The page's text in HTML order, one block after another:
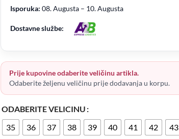
Isporuka: 08. Augusta – 10. Augusta
Dostavne službe:
Prije kupovine odaberite veličinu artikla.
Odaberite željenu veličinu prije dodavanja u korpu.
ODABERITE VELICINU
35
36 37 38 39 40 41 42 43